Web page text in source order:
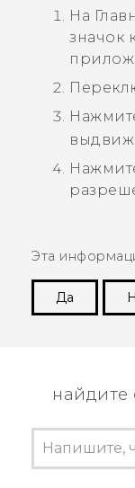
ПОДДЕРЖКА
На
значок
Эта
Да
найдите